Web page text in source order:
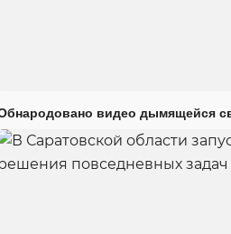
видео дымящейся